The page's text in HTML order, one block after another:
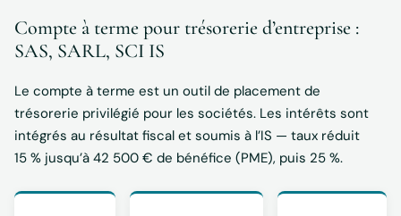
Compte à terme pour trésorerie d’entreprise :
SAS, SARL, SCI IS
Le compte à terme est un outil de placement de
trésorerie privilégié pour les sociétés. Les intérêts sont
intégrés au résultat fiscal et soumis à l’IS — taux réduit
15 % jusqu’à 42 500 € de bénéfice (PME), puis 25 %.